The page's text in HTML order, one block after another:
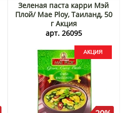
Зеленая паста карри Мэй
Плой/ Mae Ploy, Таиланд, 50
г Акция
арт. 26095